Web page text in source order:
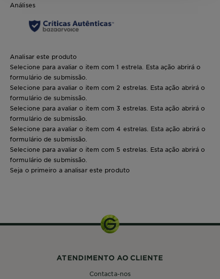
Análises
Analisar este produto
Selecione para avaliar o item com 1 estrela. Esta ação abrirá o
formulário de submissão.
Selecione para avaliar o item com 2 estrelas. Esta ação abrirá o
formulário de submissão.
Selecione para avaliar o item com 3 estrelas. Esta ação abrirá o
formulário de submissão.
Selecione para avaliar o item com 4 estrelas. Esta ação abrirá o
formulário de submissão.
Selecione para avaliar o item com 5 estrelas. Esta ação abrirá o
formulário de submissão.
Seja o primeiro a analisar este produto
ATENDIMENTO AO CLIENTE
Contacta-nos